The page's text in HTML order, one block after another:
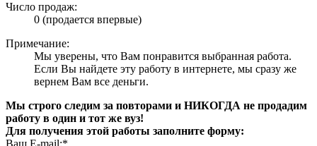
Число продаж:
0 (продается впервые)
Примечание:
Мы уверены, что Вам понравится выбранная работа.
Если Вы найдете эту работу в интернете, мы сразу же
вернем Вам все деньги.
Мы строго следим за повторами и НИКОГДА не продадим
работу в один и тот же вуз!
Для получения этой работы заполните форму: